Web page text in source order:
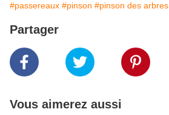
#passereaux #pinson #pinson des arbres
Partager
Vous aimerez aussi